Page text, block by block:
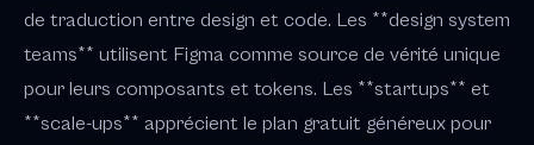
de traduction entre design et code. Les **design system
teams** utilisent Figma comme source de vérité unique
pour leurs composants et tokens. Les **startups** et
**scale-ups** apprécient le plan gratuit généreux pour